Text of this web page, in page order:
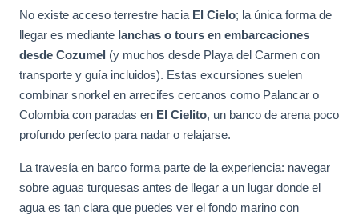
No existe acceso terrestre hacia El Cielo; la única forma de
llegar es mediante lanchas o tours en embarcaciones
desde Cozumel (y muchos desde Playa del Carmen con
transporte y guía incluidos). Estas excursiones suelen
combinar snorkel en arrecifes cercanos como Palancar o
Colombia con paradas en El Cielito, un banco de arena poco
profundo perfecto para nadar o relajarse.
La travesía en barco forma parte de la experiencia: navegar
sobre aguas turquesas antes de llegar a un lugar donde el
agua es tan clara que puedes ver el fondo marino con